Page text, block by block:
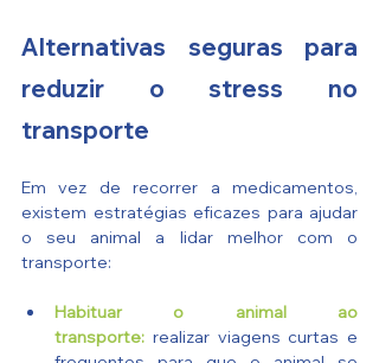
Alternativas seguras para
reduzir o stress no
transporte
Em vez de recorrer a medicamentos,
existem estratégias eficazes para ajudar
o seu animal a lidar melhor com o
transporte:
Habituar o animal ao
transporte: realizar viagens curtas e